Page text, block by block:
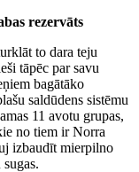
rezervāts
to dara teju
tāpēc par savu
bagātāko
saldūdens sistēmu
11 avotu grupas,
no tiem ir Norra
izbaudīt mierpilno